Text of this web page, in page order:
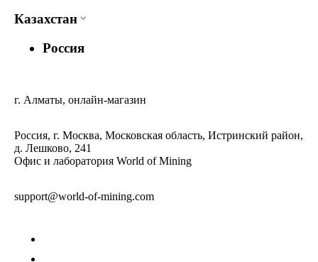
Казахстан
Россия
г. Алматы, онлайн-магазин
Россия, г. Москва, Московская область, Истринский район,
д. Лешково, 241
Офис и лаборатория World of Mining
support@world-of-mining.com